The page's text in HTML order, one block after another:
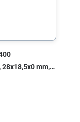
28x18,5x0 mm,